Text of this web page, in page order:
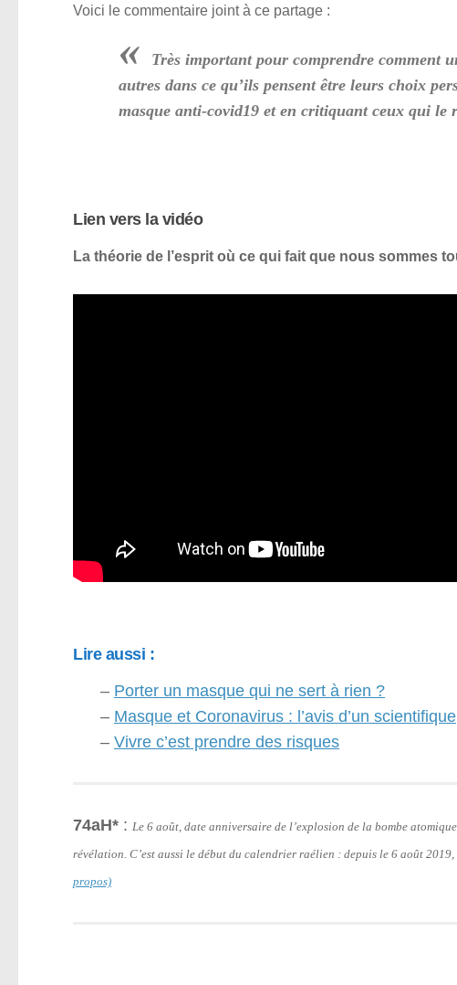
Voici le commentaire joint à ce partage :
«
Très important pour comprendre comment
autres dans ce qu’ils pensent être leurs choix
masque anti-covid19 et en critiquant ceux qui le
Lien vers la vidéo
La théorie de l’esprit où ce qui fait que nous sommes
Lire aussi :
– Porter un masque qui ne sert à rien ?
– Masque et Coronavirus : l’avis d’un scientifique
– Vivre c’est prendre des risques
74aH* : Le 6 août, date anniversaire de l’explosion de la bombe
révélation. C’est aussi le début du calendrier raélien : depuis le 6 août 2019,
propos)